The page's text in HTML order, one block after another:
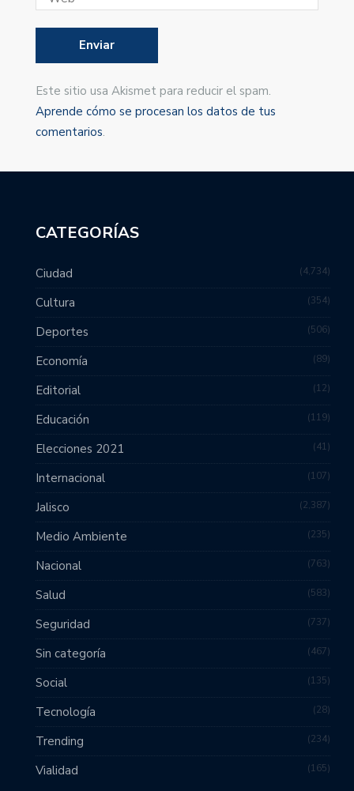
Este sitio usa Akismet para reducir el spam.
Aprende cómo se procesan los datos de tus
comentarios.
CATEGORÍAS
Ciudad 4,734
Cultura 354
Deportes 506
Economía 89
Editorial 12
Educación 119
Elecciones 2021 41
Internacional 107
Jalisco 2,387
Medio Ambiente 235
Nacional 763
Salud 583
Seguridad 737
Sin categoría 467
Social 135
Tecnología 28
Trending 234
Vialidad 165